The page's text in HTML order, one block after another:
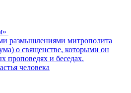
размышлениями митрополита
о священстве, которыми он
проповедях и беседах.
человека